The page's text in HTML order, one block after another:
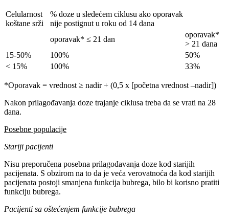
Celularnost
koštane srži
% doze u sledećem ciklusu ako oporavak
nije postignut u roku od 14 dana
oporavak* ≤ 21 dan
oporavak*
> 21 dana
15-50%
100%
50%
< 15%
100% 33%
*Oporavak = vrednost ≥ nadir + (0,5 x [početna vrednost –nadir])
Nakon prilagođavanja doze trajanje ciklusa treba da se vrati na 28
dana.
Posebne populacije
Stariji pacijenti
Nisu preporučena posebna prilagođavanja doze kod starijih
pacijenata. S obzirom na to da je veća verovatnoća da kod starijih
pacijenata postoji smanjena funkcija bubrega, bilo bi korisno pratiti
funkciju bubrega.
Pacijenti sa oštećenjem funkcije bubrega